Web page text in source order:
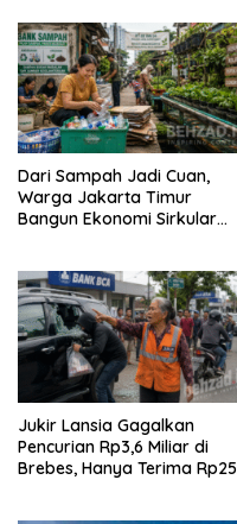
Dari Sampah Jadi Cuan,
Warga Jakarta Timur
Bangun Ekonomi Sirkular
Jukir Lansia Gagalkan
Pencurian Rp3,6 Miliar di
Brebes, Hanya Terima Rp25